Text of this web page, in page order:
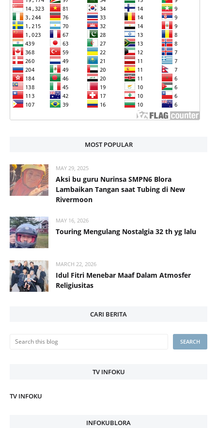
MOST POPULAR
MAY 29, 2025
Aksi bu guru Nurinsa SMPN6 Blora
Lambaikan Tangan saat Tubing di New
Rivermoon
MAY 16, 2026
Touring Mengulang Nostalgia 32 th yg lalu
MARCH 22, 2026
Idul Fitri Menebar Maaf Dalam Atmosfer
Religiusitas
CARI BERITA
TV INFOKU
TV INFOKU
INFOKUBLORA